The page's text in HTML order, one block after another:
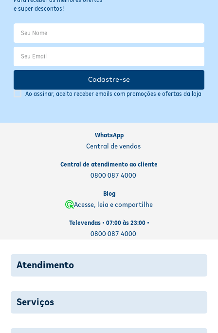
e super descontos!
Ao assinar, aceito receber emails com promoções e ofertas da loja
Cadastre-se
WhatsApp
Central de vendas
Central de atendimento ao cliente
0800 087 4000
Blog
Acesse, leia e compartilhe
Televendas • 07:00 às 23:00 •
0800 087 4000
Atendimento
Serviços